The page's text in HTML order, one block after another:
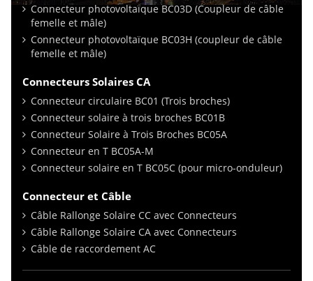
Connecteur photovoltaïque BC03D (Coupleur de câble
femelle et mâle)
Connecteur photovoltaïque BC03H (coupleur de câble
femelle et mâle)
Connecteurs Solaires CA
Connecteur circulaire BC01 (Trois broches)
Connecteur solaire à trois broches BC01B
Connecteur Solaire à Trois Broches BC05A
Connecteur en T BC05A-M
Connecteur solaire en T BC05C (pour micro-onduleur)
Connecteur et Câble
Câble Rallonge Solaire CC avec Connecteurs
Câble Rallonge Solaire CA avec Connecteurs
Câble de raccordement AC